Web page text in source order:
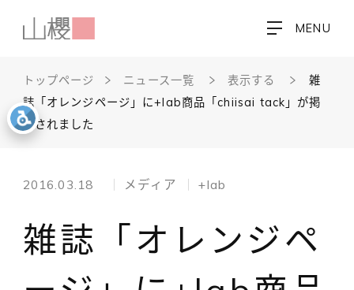
MENU
トップページ ニュース一覧 表示する
雑
誌「オレンジページ」に+lab商品「chiisai tack」が掲
載されました
2016.03.18 メディア +lab
雑誌「オレンジペ